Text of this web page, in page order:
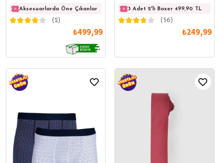
Yeşil Mayo Deniz Şortu
Aksesuarlarda Öne Çıkanlar Aksesuarlarda Öne Çıkanlar
(2)
₺499,99
3 Adet 2'li Boxer 499,90 TL
(56)
₺249,99